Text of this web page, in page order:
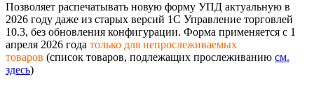
Позволяет распечатывать новую форму УПД актуальную в
2026 году даже из старых версий 1С Управление торговлей
10.3, без обновления конфигурации. Форма применяется с 1
апреля 2026 года только для непрослеживаемых
товаров (список товаров, подлежащих прослеживанию см.
здесь)